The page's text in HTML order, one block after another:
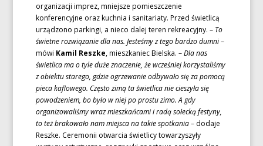
organizacji imprez, mniejsze pomieszczenie
konferencyjne oraz kuchnia i sanitariaty. Przed świetlicą
urządzono parkingi, a nieco dalej teren rekreacyjny. – To
świetne rozwiązanie dla nas. Jesteśmy z tego bardzo dumni–
mówi Kamil Reszke, mieszkaniec Bielska. –Dla nas
świetlica ma o tyle duże znaczenie, że wcześniej korzystaliśmy
z obiektu starego, gdzie ogrzewanie odbywało się za pomocą
pieca kaflowego. Często zimą ta świetlica nie cieszyła się
powodzeniem, bo było w niej po prostu zimo. A gdy
organizowaliśmy wraz mieszkańcami i radą sołecką festyny,
to też brakowało nam miejsca na takie spotkania– dodaje
Reszke. Ceremonii otwarcia świetlicy towarzyszyły